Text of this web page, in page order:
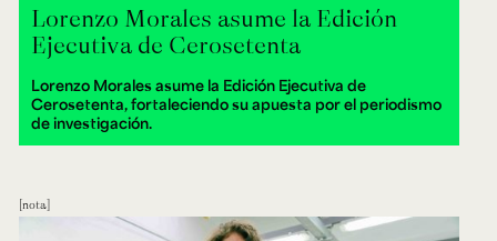
Lorenzo Morales asume la Edición
Ejecutiva de Cerosetenta
Lorenzo Morales asume la Edición Ejecutiva de
Cerosetenta, fortaleciendo su apuesta por el periodismo
de investigación.
nota